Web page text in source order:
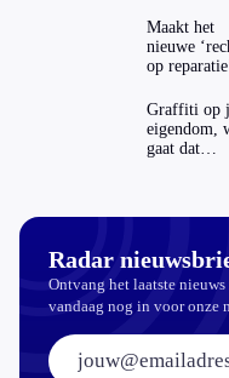
Maakt het
nieuwe
op
echt
Graffiti op
eigendom,
gaat dat
Radar
Ontvang het laatste
vandaag nog in voor onze
E-mailadres: